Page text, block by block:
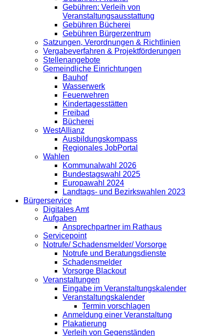
Gebühren: Verleih von
Veranstaltungsausstattung
Gebühren Bücherei
Gebühren Bürgerzentrum
Satzungen, Verordnungen & Richtlinien
Vergabeverfahren & Projektförderungen
Stellenangebote
Gemeindliche Einrichtungen
Bauhof
Wasserwerk
Feuerwehren
Kindertagesstätten
Freibad
Bücherei
WestAllianz
Ausbildungskompass
Regionales JobPortal
Wahlen
Kommunalwahl 2026
Bundestagswahl 2025
Europawahl 2024
Landtags- und Bezirkswahlen 2023
Bürgerservice
Digitales Amt
Aufgaben
Ansprechpartner im Rathaus
Servicepoint
Notrufe/ Schadensmelder/ Vorsorge
Notrufe und Beratungsdienste
Schadensmelder
Vorsorge Blackout
Veranstaltungen
Eingabe im Veranstaltungskalender
Veranstaltungskalender
Termin vorschlagen
Anmeldung einer Veranstaltung
Plakatierung
Verleih von Gegenständen